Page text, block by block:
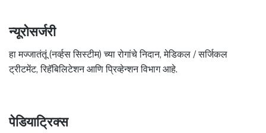
न्यूरोसर्जरी
हा मज्जातंतूं (नर्व्हस सिस्टीम) च्या रोगांचे निदान, मेडिकल / सर्जिकल
ट्रीटमेंट, रिहॅबिलिटेशन आणि प्रिव्हेन्शन विभाग आहे.
पेडियाट्रिक्स